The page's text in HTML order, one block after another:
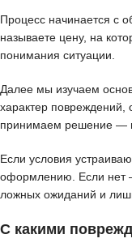
Процесс начинается с
называете цену, на
понимания ситуации.
Далее мы изучаем
характер повреждений,
принимаем решение —
Если условия
оформлению. Если нет
ложных ожиданий и
С какими